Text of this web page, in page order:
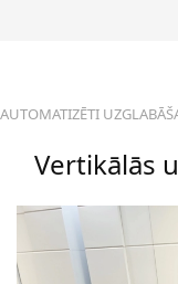
AUTOMATIZĒTI
Vertikālās